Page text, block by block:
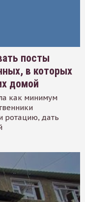
посты
в которых
домой
как минимум
ротацию, дать